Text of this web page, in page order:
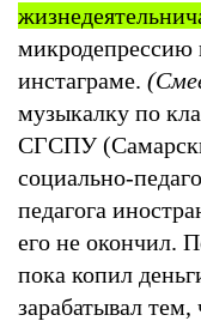
микродепрессию
инстаграме.
музыкалку по
СГСПУ
социально-
педагога
его не окончил.
пока копил
зарабатывал